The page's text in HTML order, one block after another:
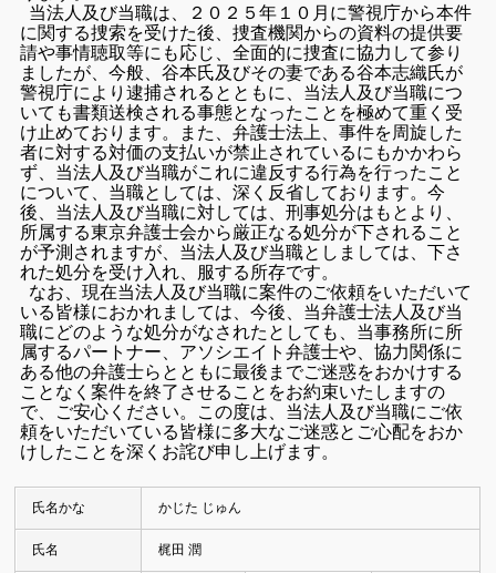
当法人及び当職は、２０２５年１０月に警視庁から本件
に関する捜索を受けた後、捜査機関からの資料の提供要
請や事情聴取等にも応じ、全面的に捜査に協力して参り
ましたが、今般、谷本氏及びその妻である谷本志織氏が
警視庁により逮捕されるとともに、当法人及び当職につ
いても書類送検される事態となったことを極めて重く受
け止めております。また、弁護士法上、事件を周旋した
者に対する対価の支払いが禁止されているにもかかわら
ず、当法人及び当職がこれに違反する行為を行ったこと
について、当職としては、深く反省しております。今
後、当法人及び当職に対しては、刑事処分はもとより、
所属する東京弁護士会から厳正なる処分が下されること
が予測されますが、当法人及び当職としましては、下さ
れた処分を受け入れ、服する所存です。
なお、現在当法人及び当職に案件のご依頼をいただいて
いる皆様におかれましては、今後、当弁護士法人及び当
職にどのような処分がなされたとしても、当事務所に所
属するパートナー、アソシエイト弁護士や、協力関係に
ある他の弁護士らとともに最後までご迷惑をおかけする
ことなく案件を終了させることをお約束いたしますの
で、ご安心ください。この度は、当法人及び当職にご依
頼をいただいている皆様に多大なご迷惑とご心配をおか
けしたことを深くお詫び申し上げます。
氏名かな かじた じゅん
氏名 梶田 潤